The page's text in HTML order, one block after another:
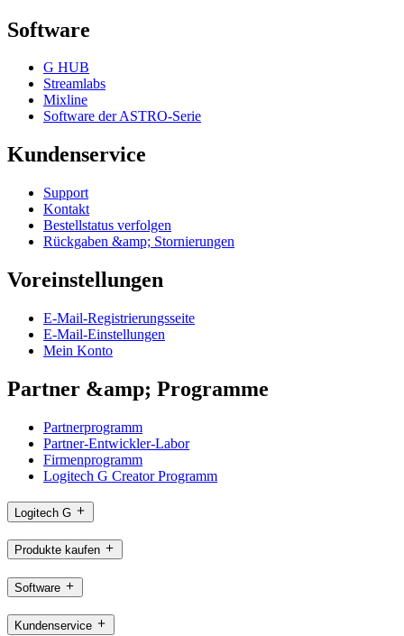
Software
G HUB
Streamlabs
Mixline
Software der ASTRO-Serie
Kundenservice
Support
Kontakt
Bestellstatus verfolgen
Rückgaben &amp; Stornierungen
Voreinstellungen
E-Mail-Registrierungsseite
E-Mail-Einstellungen
Mein Konto
Partner &amp; Programme
Partnerprogramm
Partner-Entwickler-Labor
Firmenprogramm
Logitech G Creator Programm
Logitech G
Produkte kaufen
Software
Kundenservice